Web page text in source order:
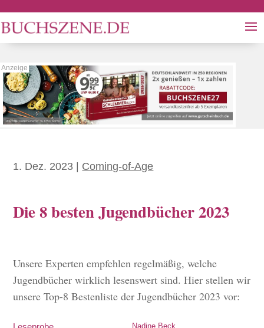
1. Dez. 2023 Coming-of-Age
Die 8 besten Jugendbücher 2023
Unsere Experten empfehlen regelmäßig, welche
Jugendbücher wirklich lesenswert sind. Hier stellen wir
unsere Top-8 Bestenliste der Jugendbücher 2023 vor:
Nadine Beck